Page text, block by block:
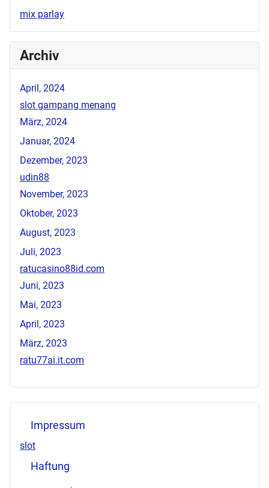
mix parlay
Archiv
April, 2024
slot gampang menang
März, 2024
Januar, 2024
Dezember, 2023
udin88
November, 2023
Oktober, 2023
August, 2023
Juli, 2023
ratucasino88id.com
Juni, 2023
Mai, 2023
April, 2023
März, 2023
ratu77ai.it.com
Impressum
slot
Haftung